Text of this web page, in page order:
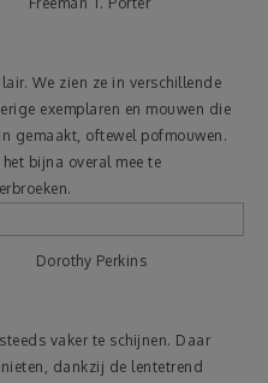
We zien ze in verschillende
exemplaren en mouwen die
gemaakt, oftewel pofmouwen.
bijna overal mee te
Dorothy Perkins
vaker te schijnen. Daar
dankzij de lentetrend